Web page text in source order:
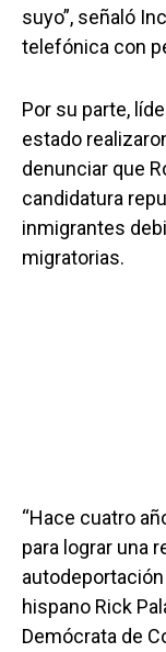
suyo”, señaló
telefónica con
Por su parte,
estado
denunciar que
candidatura
inmigrantes
migratorias.
“Hace cuatro
para lograr una
autodeportación
hispano Rick
Demócrata de